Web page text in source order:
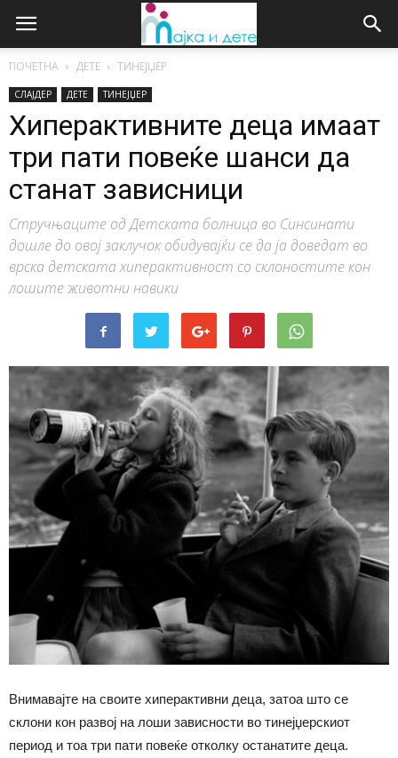
ПОЧЕТНА ДЕТЕ ТИНЕЈЏЕР
СЛАЈДЕР ДЕТЕ ТИНЕЈЏЕР
Хиперактивните деца имаат
три пати повеќе шанси да
станат зависници
Стручњаците од Детската болница во Синсинати
дошле до овој заклучок обидувајќи се да ја доведат во
врска детската хиперактивност со склоностите кон
лошите животни навики
Внимавајте на своите хиперактивни деца, затоа што се
склони кон развој на лоши зависности во тинејџерскиот
период и тоа три пати повеќе отколку останатите деца.